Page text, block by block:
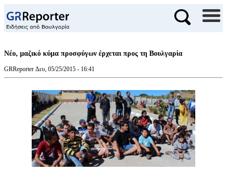
Νέο, μαζικό κύμα προσφύγων έρχεται προς τη Βουλγαρία
GRReporter Δευ, 05/25/2015 - 16:41